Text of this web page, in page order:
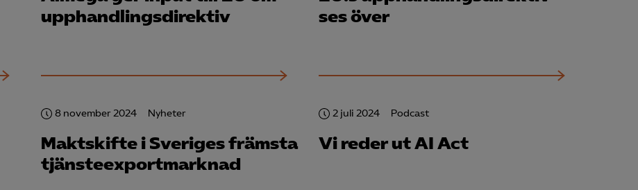
Marknadsförings-cookies används för att spåra gester på olika webbplatser för att kunna
visa relevanta och engagerande annonser.
Meta Pixel
Leadfeeder
upphandlingsdirektiv
ses över
8 november 2024 Nyheter
Maktskifte i Sveriges främsta
tjänsteexportmarknad
2 juli 2024 Podcast
Vi reder ut AI Act